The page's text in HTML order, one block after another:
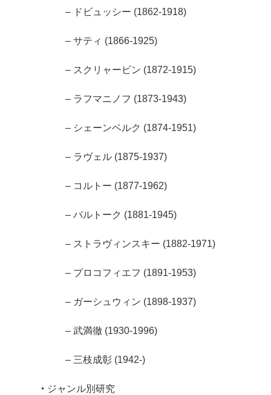
– ドビュッシー (1862-1918)
– サティ (1866-1925)
– スクリャービン (1872-1915)
– ラフマニノフ (1873-1943)
– シェーンベルク (1874-1951)
– ラヴェル (1875-1937)
– コルトー (1877-1962)
– バルトーク (1881-1945)
– ストラヴィンスキー (1882-1971)
– プロコフィエフ (1891-1953)
– ガーシュウィン (1898-1937)
– 武満徹 (1930-1996)
– 三枝成彰 (1942-)
‣ ジャンル別研究